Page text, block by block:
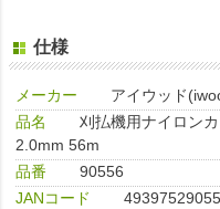
仕様
メーカー
アイウッド
品名
刈払機用ナイロン
2.0mm 56m
品番
90556
JANコード